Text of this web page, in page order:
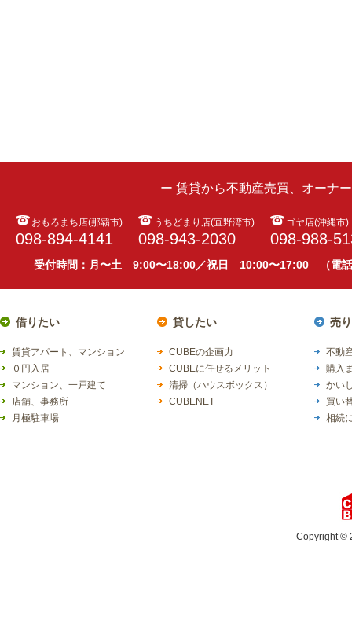
ー 賃貸から不動産売買、オーナ
おもろまち店(那覇市)
098-894-4141
うちどまり店(宜野湾市)
098-943-2030
ゴヤ店(沖縄市)
098-988-
受付時間：月〜土 9:00〜18:00／祝日 10:00〜17:00 （電話
借りたい
賃貸アパート、マンション
０円入居
マンション、一戸建て
店舗、事務所
月極駐車場
貸したい
CUBEの企画力
CUBEに任せるメリット
清掃（ハウスボックス）
CUBENET
売
不動
購入
かい
買い
相続
Copyright ©